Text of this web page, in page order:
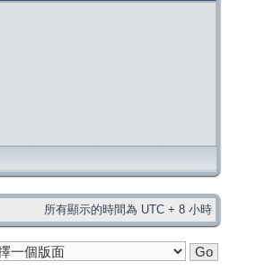
所有顯示的時間為 UTC + 8 小時